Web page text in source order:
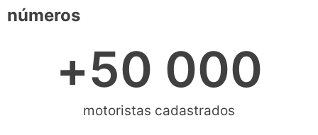
números
+50 000
motoristas cadastrados